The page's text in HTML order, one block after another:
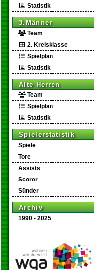
Statistik
3.Männer
Team
2. Kreisklasse
Spielplan
Statistik
Alte Herren
Team
Spielplan
Statistik
Spielerstatistik
Spiele
Tore
Assists
Scorer
Sünder
Archiv
1990 - 2025